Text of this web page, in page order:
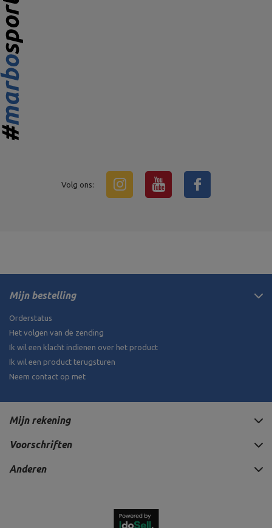
Volg ons:
Mijn bestelling
Orderstatus
Het volgen van de zending
Ik wil een klacht indienen over het product
Ik wil een product terugsturen
Neem contact op met
Mijn rekening
Voorschriften
Anderen